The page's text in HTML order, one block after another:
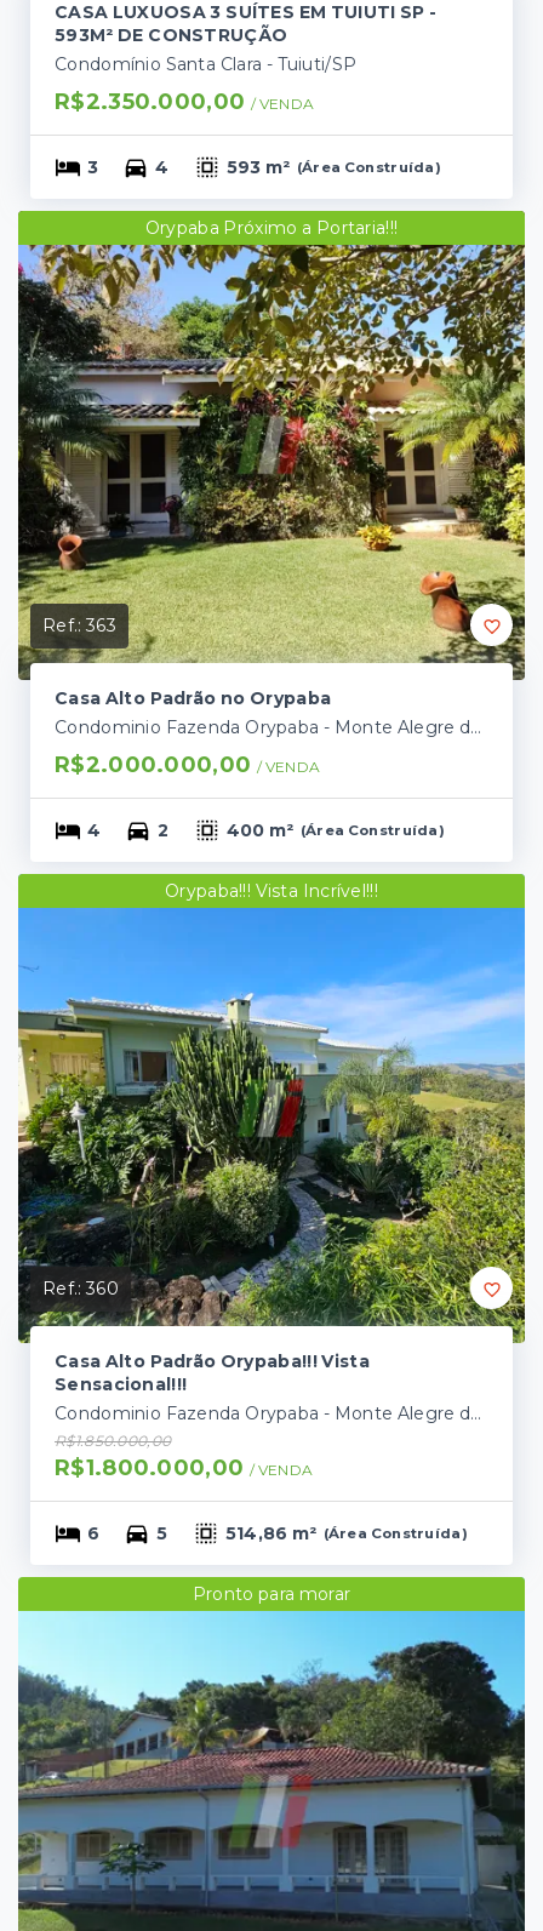
CASA LUXUOSA 3 SUÍTES EM TUIUTI SP -
593M² DE CONSTRUÇÃO
Condomínio Santa Clara - Tuiuti/SP
R$2.350.000,00 / VENDA
3 4 593 m² (Área Construída)
Orypaba Próximo a Portaria!!!
Ref.:363
Casa Alto Padrão no Orypaba
Condominio Fazenda Orypaba - Monte Alegre do Sul/SP
R$2.000.000,00 / VENDA
4 2 400 m² (Área Construída)
Orypaba!!! Vista Incrível!!!
Ref.:360
Casa Alto Padrão Orypaba!!! Vista
Sensacional!!!
Condominio Fazenda Orypaba - Monte Alegre do Sul/SP
R$1.850.000,00
R$1.800.000,00 / VENDA
6 5 514,86 m² (Área Construída)
Pronto para morar